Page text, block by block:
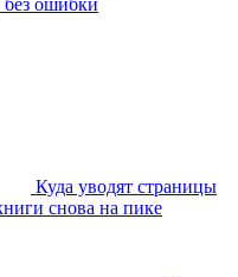
без ошибки
Куда уводят страницы
снова на пике